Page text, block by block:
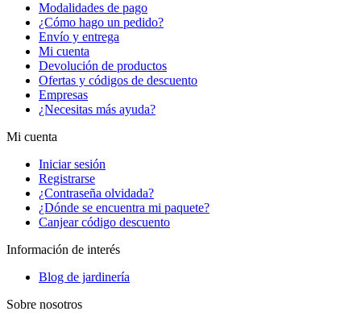
Modalidades de pago
¿Cómo hago un pedido?
Envío y entrega
Mi cuenta
Devolución de productos
Ofertas y códigos de descuento
Empresas
¿Necesitas más ayuda?
Mi cuenta
Iniciar sesión
Registrarse
¿Contraseña olvidada?
¿Dónde se encuentra mi paquete?
Canjear código descuento
Información de interés
Blog de jardinería
Sobre nosotros